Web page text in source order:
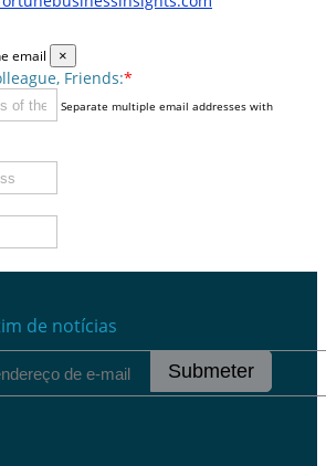
email ×
Friends:*
Separate multiple email addresses with
de notícias
Submeter